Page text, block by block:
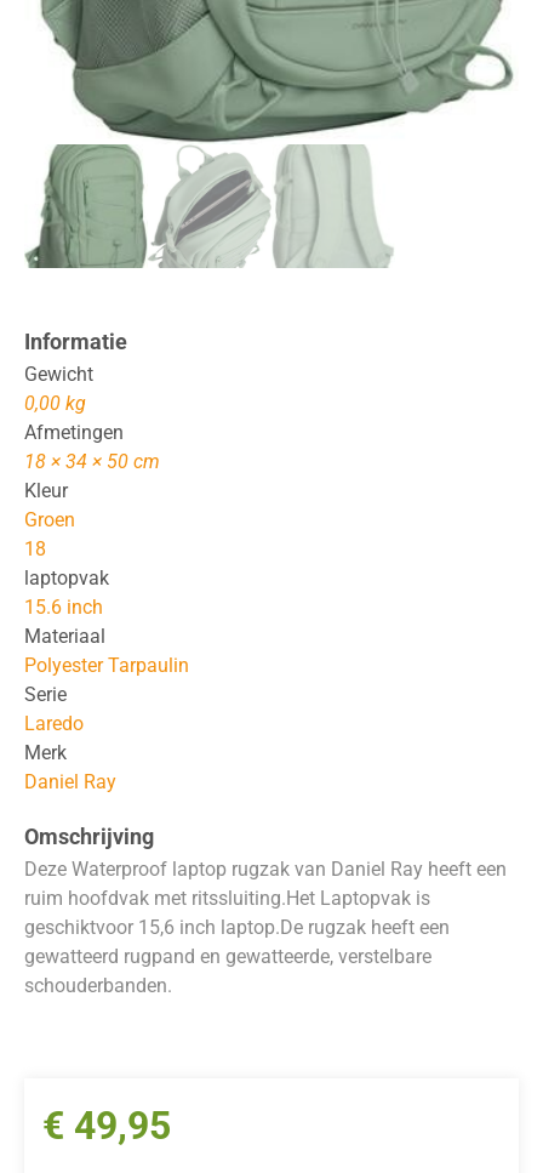
Informatie
Gewicht
0,00 kg
Afmetingen
18 × 34 × 50 cm
Kleur
Groen
18
laptopvak
15.6 inch
Materiaal
Polyester Tarpaulin
Serie
Laredo
Merk
Daniel Ray
Omschrijving
Deze Waterproof laptop rugzak van Daniel Ray heeft een
ruim hoofdvak met ritssluiting.Het Laptopvak is
geschiktvoor 15,6 inch laptop.De rugzak heeft een
gewatteerd rugpand en gewatteerde, verstelbare
schouderbanden.
€ 49,95